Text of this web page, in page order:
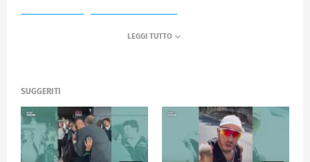
SUGGERITI